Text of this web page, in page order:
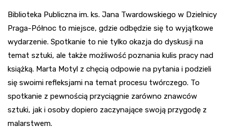
Biblioteka Publiczna im. ks. Jana Twardowskiego w Dzielnicy
Praga-Północ to miejsce, gdzie odbędzie się to wyjątkowe
wydarzenie. Spotkanie to nie tylko okazja do dyskusji na
temat sztuki, ale także możliwość poznania kulis pracy nad
książką. Marta Motyl z chęcią odpowie na pytania i podzieli
się swoimi refleksjami na temat procesu twórczego. To
spotkanie z pewnością przyciągnie zarówno znawców
sztuki, jak i osoby dopiero zaczynające swoją przygodę z
malarstwem.